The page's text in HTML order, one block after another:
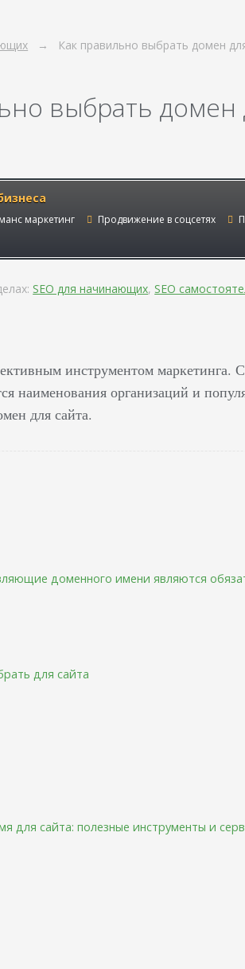
Как правильно выбрать домен
выбрать домен
маркетинг Продвижение в соцсетях
SEO для начинающих, SEO
инструментом маркетинга.
наименования организаций и
для сайта.
доменного имени являются
для сайта
для сайта: полезные инструменты и